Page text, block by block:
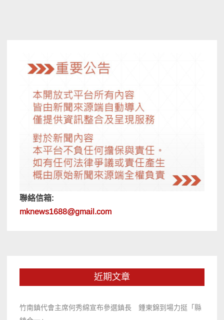
聯絡信箱:
mknews1688@gmail.com
近期文章
竹南鎮代會主席何秀綿宣布參選鎮長 鍾東錦到場力挺「縣